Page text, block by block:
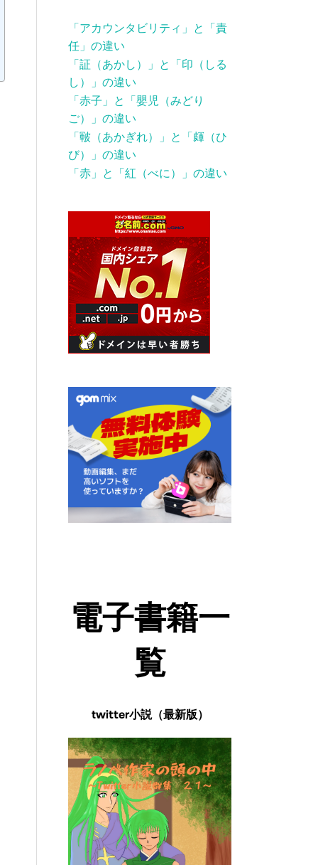
「アカウンタビリティ」と「責
任」の違い
「証（あかし）」と「印（しる
し）」の違い
「赤子」と「嬰児（みどり
ご）」の違い
「皸（あかぎれ）」と「皹（ひ
び）」の違い
「赤」と「紅（べに）」の違い
電子書籍一
覧
twitter小説（最新版）